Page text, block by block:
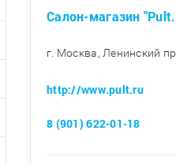
Салон-магазин
г. Москва, Ленинский
http://www.pult.ru
8 (901) 622-01-18